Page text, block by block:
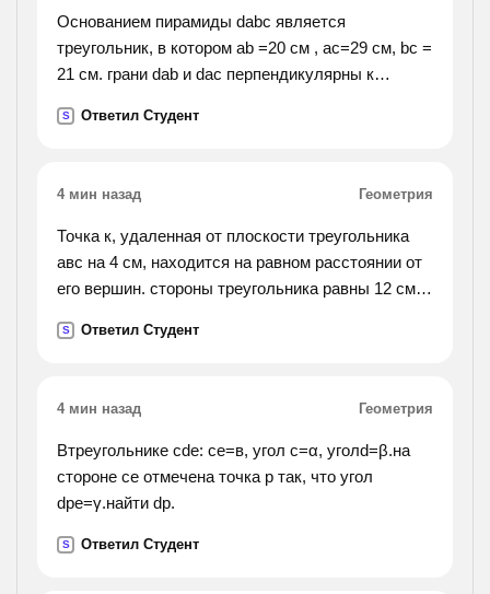
Основанием пирамиды dabc является
треугольник, в котором ab =20 см , ac=29 см, bc =
21 см. грани dab и dac перпендикулярны к
ней угол в 60 градусов. найдети объем
S Ответил Студент
4 мин назад Геометрия
Точка к, удаленная от плоскости треугольника
авс на 4 см, находится на равном расстоянии от
его вершин. стороны треугольника равны 12 см.
плоскость треугольника. б) расстояние от точки
S Ответил Студент
4 мин назад Геометрия
Втреугольнике cde: се=в, угол с=α, уголd=β.на
стороне се отмечена точка р так, что угол
dpe=γ.найти dp.
S Ответил Студент